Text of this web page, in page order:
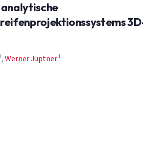
,Werner Jüptner1